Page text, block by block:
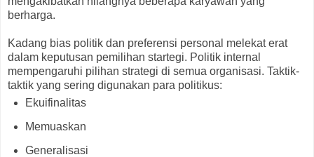
berharga.
Kadang bias politik dan preferensi personal melekat erat
dalam keputusan pemilihan startegi. Politik internal
mempengaruhi pilihan strategi di semua organisasi. Taktik-
taktik yang sering digunakan para politikus:
Ekuifinalitas
Memuaskan
Generalisasi